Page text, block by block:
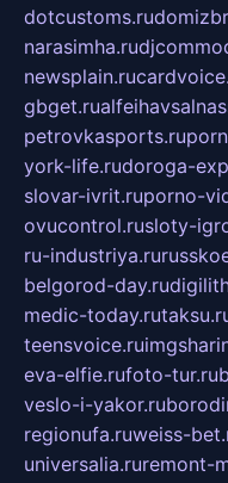
dotcustoms.ru
narasimha.ru
newsplain.ru
gbget.ru
petrovkasports.ru
york-life.rudoroga-
slovar-ivrit.ruporno-
ovucontrol.rusloty-
ru-industriya.ru
belgorod-day.ru
medic-today.ru
teensvoice.ru
eva-elfie.rufoto-tur.ru
veslo-i-yakor.ru
regionufa.ruweiss-
universalia.ruremont-